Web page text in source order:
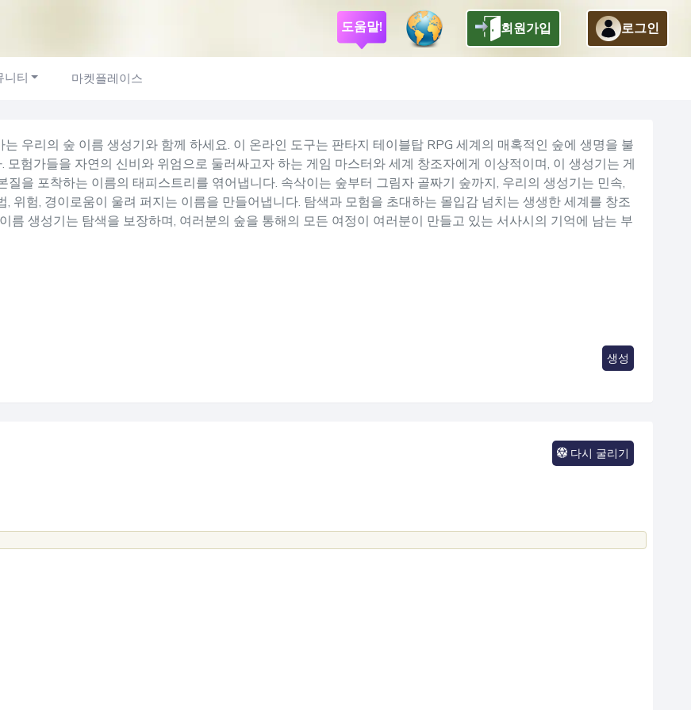
도움말! 회원가입 로그인
니티 마켓플레이스
뒤로
우리의 숲 이름 생성기와 함께 하세요. 이 온라인 도구는 판타지 테이블탑 RPG 세계의 매혹적인 숲에 생명을 불
모험가들을 자연의 신비와 위엄으로 둘러싸고자 하는 게임 마스터와 세계 창조자에게 이상적이며, 이 생성기는 게
질을 포착하는 이름의 태피스트리를 엮어냅니다. 속삭이는 숲부터 그림자 골짜기 숲까지, 우리의 생성기는 민속,
, 위험, 경이로움이 울려 퍼지는 이름을 만들어냅니다. 탐색과 모험을 초대하는 몰입감 넘치는 생생한 세계를 창조
름 생성기는 탐색을 보장하며, 여러분의 숲을 통해의 모든 여정이 여러분이 만들고 있는 서사시의 기억에 남는 부
생성
다시 굴리기